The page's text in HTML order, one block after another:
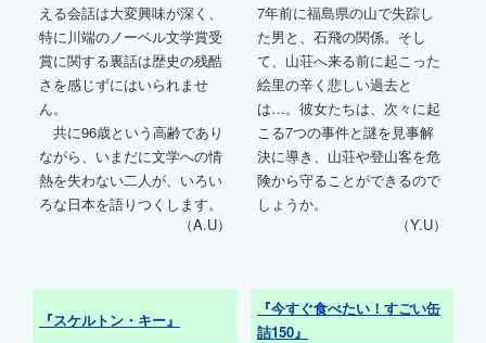
える会話は大変興味が深く、
特に川端のノーベル文学賞受
賞に関する裏話は歴史の残酷
さを感じずにはいられませ
ん。
共に96歳という高齢であり
ながら、いまだに文学への情
熱を失わない二人が、いろい
ろな日本を語りつくします。
（A.U）
7年前に福島県の山で失踪し
た男と、石飛の関係。そし
て、山荘へ来る前に起こった
絵里の辛く悲しい過去と
は…。彼女たちは、次々に起
こる7つの事件と謎を見事解
決に導き、山荘や登山客を危
険から守ることができるので
しょうか。
（Y.U）
『スケルトン・キー』
『今すぐ食べたい！すごい缶
詰150』